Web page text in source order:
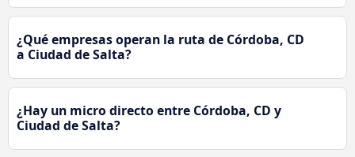
¿Qué empresas operan la ruta de Córdoba, CD
a Ciudad de Salta?
¿Hay un micro directo entre Córdoba, CD y
Ciudad de Salta?